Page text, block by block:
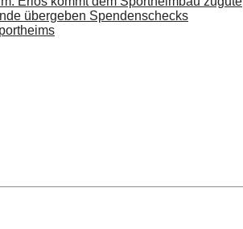
übergeben Spendenschecks